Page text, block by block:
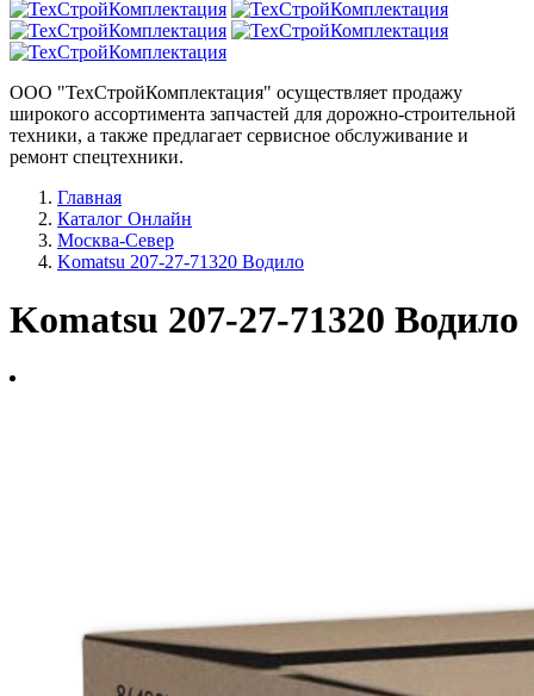
ООО "ТехСтройКомплектация" осуществляет продажу
широкого ассортимента запчастей для дорожно-строительной
техники, а также предлагает сервисное обслуживание и
ремонт спецтехники.
Главная
Каталог Онлайн
Москва-Север
Komatsu 207-27-71320 Водило
Komatsu 207-27-71320 Водило